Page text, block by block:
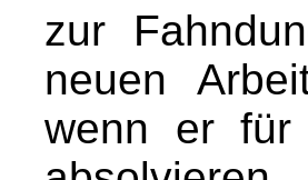
zur
neuen
wenn er für